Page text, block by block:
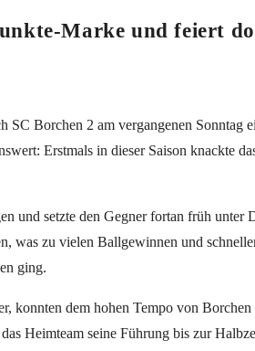
Marke und feiert
SC Borchen 2 am vergangenen Sonntag
Erstmals in dieser Saison knackte
und setzte den Gegner fortan früh unter
was zu vielen Ballgewinnen und
ging.
konnten dem hohen Tempo von
Heimteam seine Führung bis zur